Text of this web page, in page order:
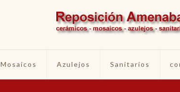
Mosaicos Azulejos Sanitarios